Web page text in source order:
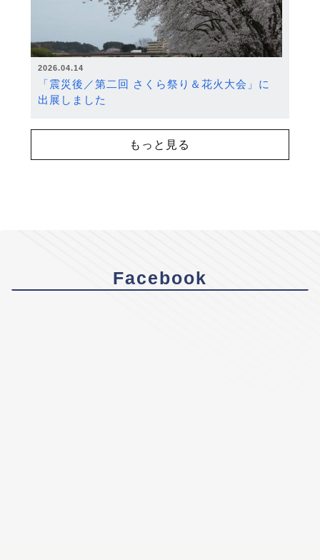
2026.04.14
「震災後／第二回 さくら祭り＆花火大会」に
出展しました
もっと見る
Facebook